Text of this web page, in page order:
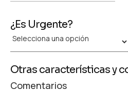
¿Es Urgente?
Otras características y
Comentarios